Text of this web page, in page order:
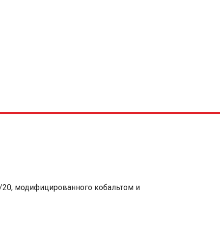
модифицированного кобальтом и